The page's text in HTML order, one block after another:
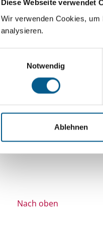
Diese Webseite verwendet
Wir verwenden Cookies,
analysieren.
Notwendig
Ablehnen
Bitte Suchbegriff
verfeinert werden.
Nach oben